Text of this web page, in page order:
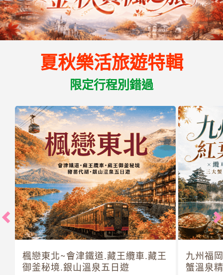
夏秋樂活旅遊特輯
限定行程別錯過
楓戀東北~會津鐵道.藏王纜車.藏王
御釜秘境.銀山溫泉五日遊
九州福
蟹溫泉